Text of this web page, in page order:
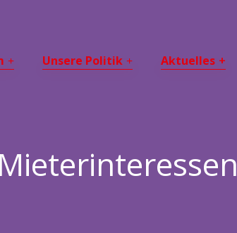
Unsere Politik Aktuelles